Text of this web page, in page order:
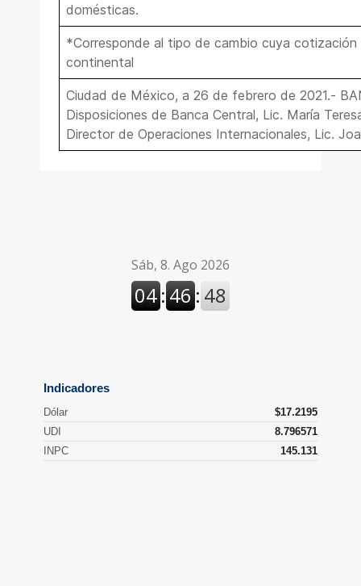
domésticas.
*Corresponde al tipo de cambio cuya cotización
continental
Ciudad de México, a 26 de febrero de 2021.-
Disposiciones de Banca Central, Lic. María
Director de Operaciones Internacionales, Lic.